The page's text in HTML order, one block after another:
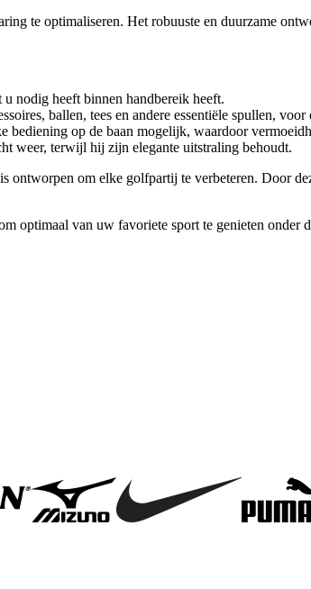
te optimaliseren. Het robuuste en duurzame
nodig heeft binnen handbereik heeft.
ballen, tees en andere essentiële spullen, voor
bediening op de baan mogelijk, waardoor
weer, terwijl hij zijn elegante uitstraling behoudt.
om elke golfpartij te verbeteren. Door
optimaal van uw favoriete sport te genieten onder